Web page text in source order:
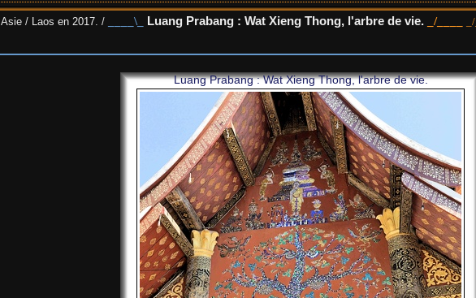
Asie / Laos en 2017. / Luang Prabang : Wat Xieng Thong, l'arbre de vie.
Luang Prabang : Wat Xieng Thong, l'arbre de vie.